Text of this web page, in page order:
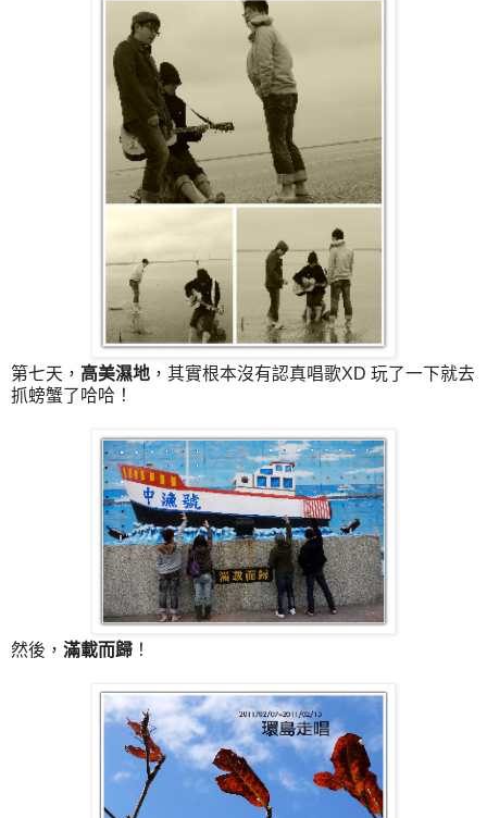
第七天， 高美濕地 ，其實根本沒有認真唱歌XD 玩了一下就去
抓螃蟹了哈哈！
然後， 滿載而歸 ！